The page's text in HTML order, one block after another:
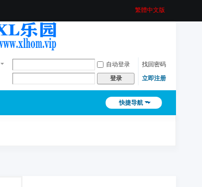
繁體中文版
自动登录
找回密码
登录 立即注册
快捷导航